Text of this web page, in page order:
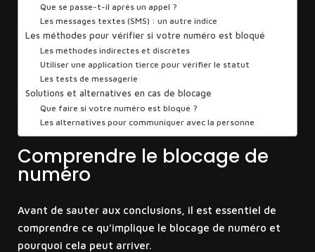
Que se passe-t-il après un appel ?
Les messages textes (SMS) : un autre indice
Les méthodes pour vérifier si votre numéro est bloqué
Les méthodes indirectes et discrètes
Utiliser une application tierce pour vérifier le statut
Les tests de messagerie
Solutions et alternatives en cas de blocage
Que faire si votre numéro est bloqué ?
Les alternatives pour communiquer avec la personne
Comprendre le blocage de
numéro
Avant de sauter aux conclusions, il est essentiel de
comprendre ce qu’implique le blocage de numéro et
pourquoi cela peut arriver.